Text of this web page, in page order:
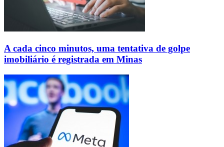
A cada cinco minutos, uma tentativa de golpe
imobiliário é registrada em Minas